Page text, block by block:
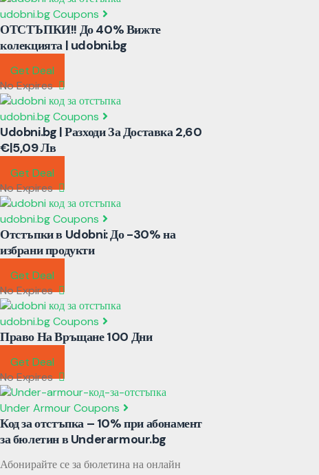
udobni.bg Coupons
ОТСТЪПКИ!! До 40% Вижте
колекцията | udobni.bg
Get Deal
No Expires
udobni.bg Coupons
Udobni.bg | Разходи За Доставка 2,60
€|5,09 Лв
Get Deal
No Expires
udobni.bg Coupons
Отстъпки в Udobni: До -30% на
избрани продукти
Get Deal
No Expires
udobni.bg Coupons
Право На Връщане 100 Дни
Get Deal
No Expires
Under Armour Coupons
Код за отстъпка – 10% при абонамент
за бюлетин в Underarmour.bg
Абонирайте се за бюлетина на онлайн